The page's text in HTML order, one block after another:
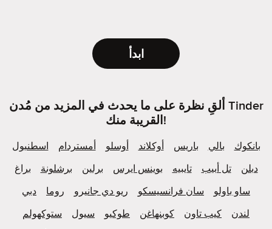
ابدأ
ألقِ نظرة على ما يحدث في المزيد من مُدن Tinder
القريبة منك!
اسطنبول أمستردام أوسلو أوكلاند باريس بالي
بانكوك
براغ
برشلونة برلين بوينس ايرس تايبيه تل أبيب
دبلن
دبي
روما ريو دي جانيرو سان فرانسيسكو
ساو باولو
ستوكهولم
سيول طوكيو كوبنهاغن كيب تاون
لندن